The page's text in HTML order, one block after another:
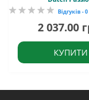
Відгуків - 0
2 037.00
КУПИТИ